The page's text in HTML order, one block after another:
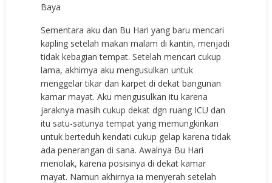
Baya
Sementara aku dan Bu Hari yang baru mencari
kapling setelah makan malam di kantin, menjadi
tidak kebagian tempat. Setelah mencari cukup
lama, akhirnya aku mengusulkan untuk
menggelar tikar dan karpet di dekat bangunan
kamar mayat. Aku mengusulkan itu karena
jaraknya masih cukup dekat dgn ruang ICU dan
itu satu-satunya tempat yang memungkinkan
untuk berteduh kendati cukup gelap karena tidak
ada penerangan di sana. Awalnya Bu Hari
menolak, karena posisinya di dekat kamar
mayat. Namun akhirnya ia menyerah setelah